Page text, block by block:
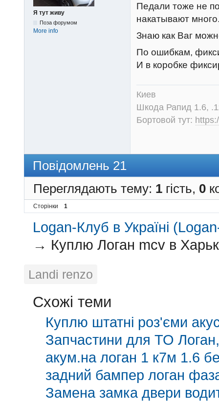
Я тут живу
Поза форумом
More info
Педали тоже не
накатывают
Знаю как Ваг
По ошибкам,
И в коробке
Киев
Шкода Рапид 1.6,
Бортовой тут:
Повідомлень 21
Переглядають тему: 1 гість, 0
Сторінки 1
Logan-Клуб в Україні
→ Куплю Логан mcv в
Landi renzo
Схожі теми
Куплю штатні роз'єми
Запчастини для ТО
акум.на логан 1 к7м 1.6
задний бампер логан
Замена замка двери